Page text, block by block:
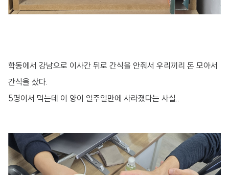
학동에서 강남으로 이사간 뒤로 간식을 안줘서 우리끼리 돈 모아서
간식을 샀다.
5명이서 먹는데 이 양이 일주일만에 사라졌다는 사실..